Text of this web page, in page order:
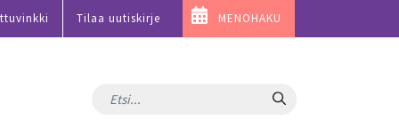
Tilaa uutiskirje MENOHAKU
Hae